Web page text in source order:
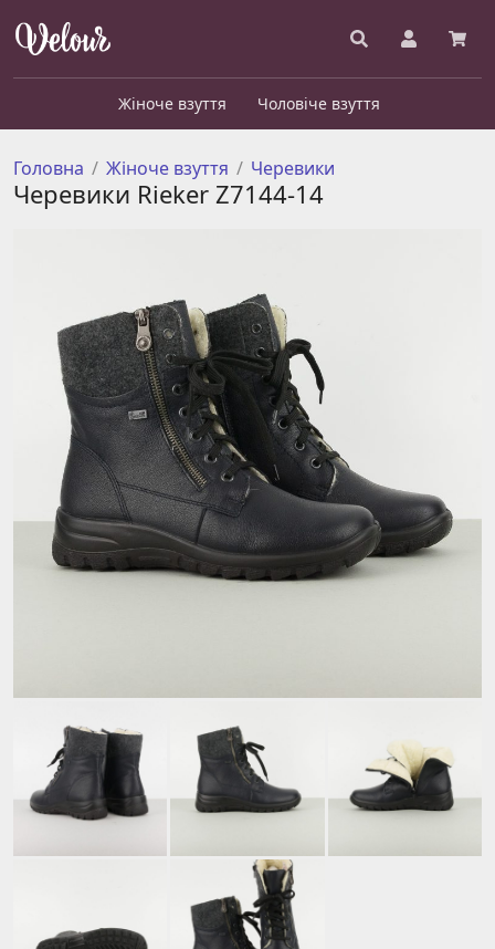
Жіноче взуття Чоловіче взуття
Головна Жіноче взуття Черевики
Черевики Rieker Z7144-14